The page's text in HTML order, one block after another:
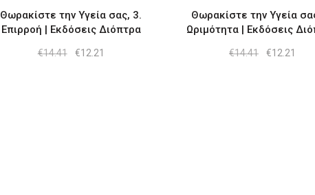
Θωρακίστε την Υγεία σας, 3.
Επιρροή | Εκδόσεις Διόπτρα
€14.41
Original
€12.21
Θωρακίστε την Υγεία
Ωριμότητα | Εκδόσεις
€14.41
Original
€12.21